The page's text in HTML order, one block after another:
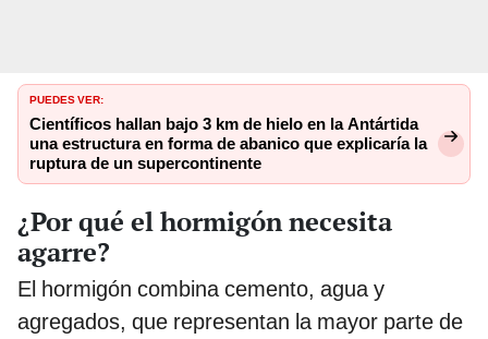
PUEDES VER:
Científicos hallan bajo 3 km de hielo en la Antártida
una estructura en forma de abanico que explicaría la
ruptura de un supercontinente
¿Por qué el hormigón necesita
agarre?
El hormigón combina cemento, agua y
agregados, que representan la mayor parte de